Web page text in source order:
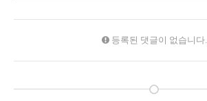
등록된 댓글이 없습니다.